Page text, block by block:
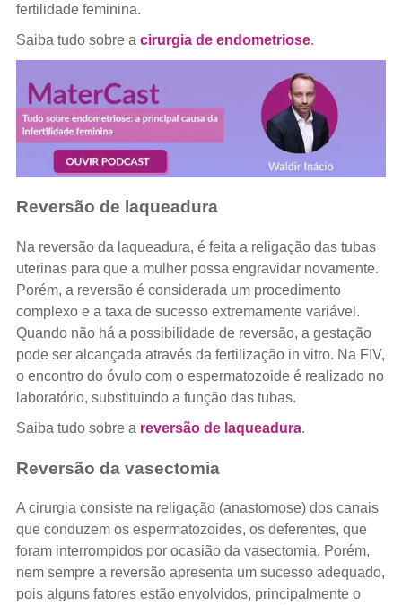
fertilidade feminina.
Saiba tudo sobre a cirurgia de endometriose.
Reversão de laqueadura
Na reversão da laqueadura, é feita a religação das tubas
uterinas para que a mulher possa engravidar novamente.
Porém, a reversão é considerada um procedimento
complexo e a taxa de sucesso extremamente variável.
Quando não há a possibilidade de reversão, a gestação
pode ser alcançada através da fertilização in vitro. Na FIV,
o encontro do óvulo com o espermatozoide é realizado no
laboratório, substituindo a função das tubas.
Saiba tudo sobre a reversão de laqueadura.
Reversão da vasectomia
A cirurgia consiste na religação (anastomose) dos canais
que conduzem os espermatozoides, os deferentes, que
foram interrompidos por ocasião da vasectomia. Porém,
nem sempre a reversão apresenta um sucesso adequado,
pois alguns fatores estão envolvidos, principalmente o